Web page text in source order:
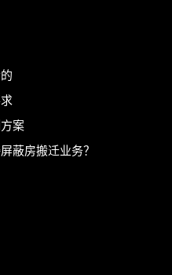
案
蔽房搬迁业务？